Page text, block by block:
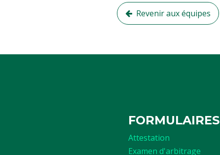
Revenir aux équipes
FORMULAIRES
Attestation
Examen d'arbitrage